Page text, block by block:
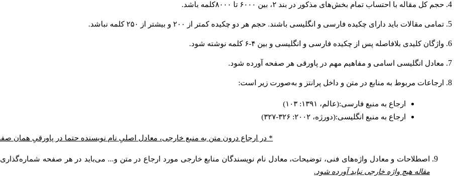
حجم کل مقاله با احتساب تمام بخش‌های مذکور در بند ۲، بین ۶۰۰۰ تا ۸۰۰۰کلمه باشد.
تمامی مقالات باید دارای چکیده فارسی و انگلیسی باشند. حجم هر دو چکیده کمتر از ۲۰۰ و بیشتر از ۲۵۰ کلمه نباشد.
واژگان کلیدی بلافاصله پس از چکیده فارسی و انگلیسی و بین ۴-۶ کلمه نوشته شود.
معادل انگلیسی اسامی و مفاهیم مهم در پاورقی هر صفحه آورده شود.
ارجاعات مربوط به منابع در متن و داخل پرانتز و به‌صورت زیر است:
ارجاع به منبع فارسی:(عالم، ۱۳۹۱: ۱۰۳)
ارجاع به منبع انگلیسی:(دورژه، ۲۰۰۲: ۳۲۶-۳۲۷)
* در ارجاع درون متن به منبع خارجی، معادل اصلیِ نام نویسنده حتما در پاورقیِ همان
اصطلاحات و معادل واژه‌های فنی، توضیحات، معادل نام نویسندگان منابع خارجی مورد ارجاع در متن و... می‌باید در هر صفحه
مقاله هیچ واژه خارجی نباید آورده شود.